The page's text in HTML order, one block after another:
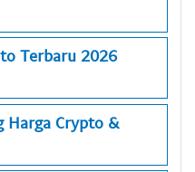
Terbaru 2026
Harga Crypto &